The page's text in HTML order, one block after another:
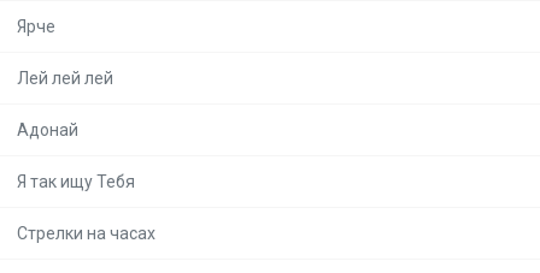
Ярче
Лей лей лей
Адонай
Я так ищу Тебя
Стрелки на часах